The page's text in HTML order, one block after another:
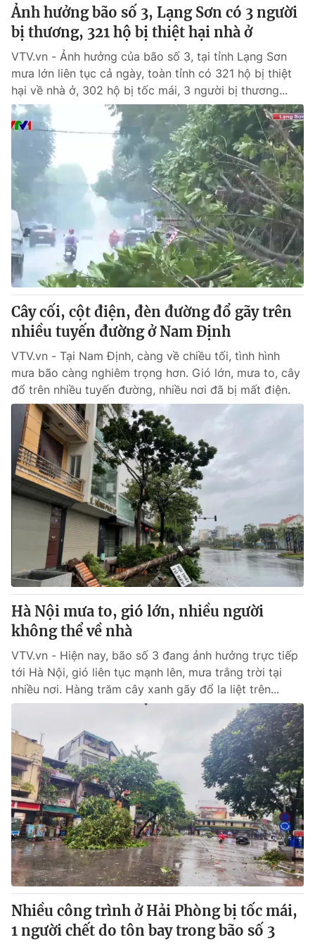
Ảnh hưởng bão số 3, Lạng Sơn có 3 người
bị thương, 321 hộ bị thiệt hại nhà ở
VTV.vn - Ảnh hưởng của bão số 3, tại tỉnh Lạng Sơn
mưa lớn liên tục cả ngày, toàn tỉnh có 321 hộ bị thiệt
hại về nhà ở, 302 hộ bị tốc mái, 3 người bị thương...
Cây cối, cột điện, đèn đường đổ gãy trên
nhiều tuyến đường ở Nam Định
VTV.vn - Tại Nam Định, càng về chiều tối, tình hình
mưa bão càng nghiêm trọng hơn. Gió lớn, mưa to, cây
đổ trên nhiều tuyến đường, nhiều nơi đã bị mất điện.
Hà Nội mưa to, gió lớn, nhiều người
không thể về nhà
VTV.vn - Hiện nay, bão số 3 đang ảnh hưởng trực tiếp
tới Hà Nội, gió liên tục mạnh lên, mưa trắng trời tại
nhiều nơi. Hàng trăm cây xanh gãy đổ la liệt trên...
Nhiều công trình ở Hải Phòng bị tốc mái,
1 người chết do tôn bay trong bão số 3